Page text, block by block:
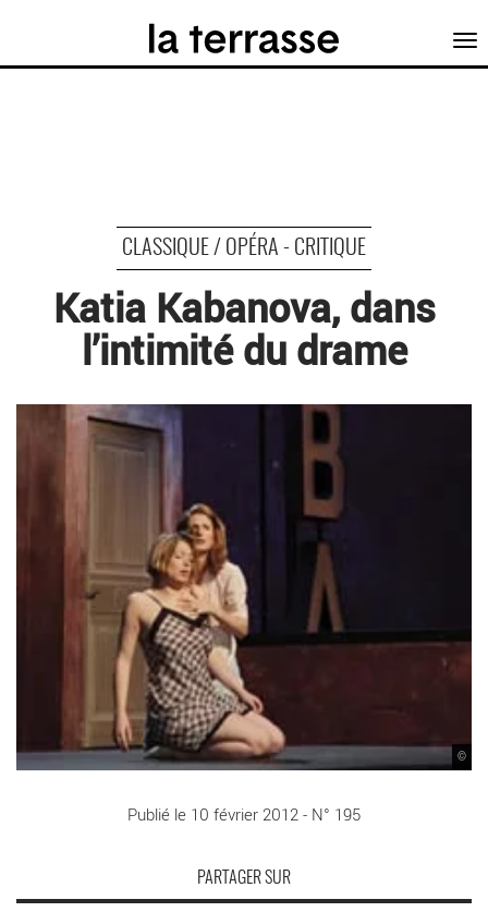
CLASSIQUE / OPÉRA - CRITIQUE
Katia Kabanova, dans
l’intimité du drame
©
Publié le 10 février 2012 - N° 195
PARTAGER SUR